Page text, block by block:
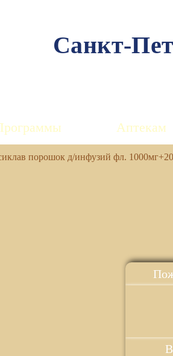
Санкт-
Аптекам
порошок д/инфузий фл.